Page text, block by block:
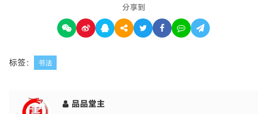
分享到
标签： 书法
品品堂主